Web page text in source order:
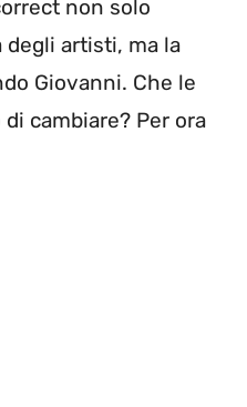
non solo
artisti, ma la
Giovanni. Che le
cambiare? Per ora